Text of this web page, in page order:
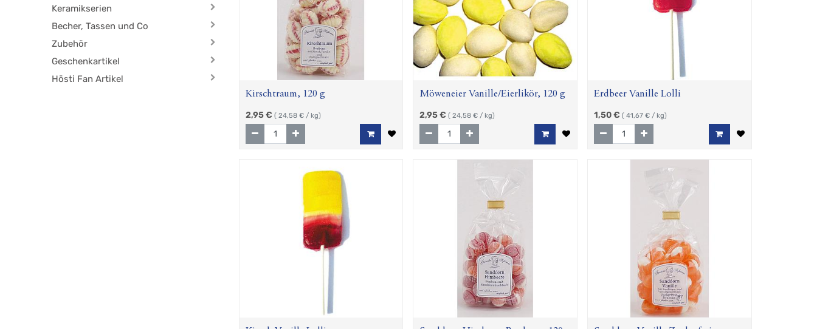
Keramikserien
Becher, Tassen und Co
Zubehör
Geschenkartikel
Hösti Fan Artikel
Kirschtraum, 120 g
2,95€ ( 24,58€ / kg)
Möweneier Vanille/Eierlikör, 120 g
2,95€ (24,58 € / kg)
Erdbeer Vanille Lolli
1,50€ (41,67 € / kg)